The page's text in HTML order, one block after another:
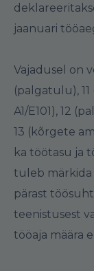
jaanuari
Vajadusel on
(palgatulu),
A1/E101), 12
13 (kõrgete
ka töötasu ja
tuleb märkida
pärast
teenistusest
tööaja määra